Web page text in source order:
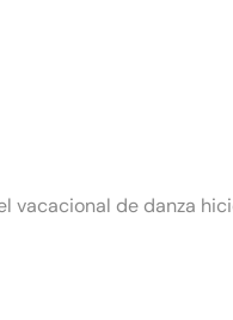
vacacional de danza